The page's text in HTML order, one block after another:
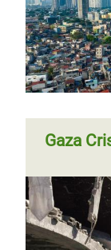
Gaza